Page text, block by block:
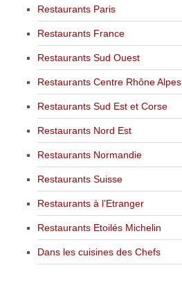
Restaurants Paris
Restaurants France
Restaurants Sud Ouest
Restaurants Centre Rhône Alpes
Restaurants Sud Est et Corse
Restaurants Nord Est
Restaurants Normandie
Restaurants Suisse
Restaurants à l’Etranger
Restaurants Etoilés Michelin
Dans les cuisines des Chefs